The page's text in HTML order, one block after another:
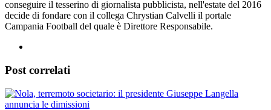
conseguire il tesserino di giornalista pubblicista, nell'estate del 2016
decide di fondare con il collega Chrystian Calvelli il portale
Campania Football del quale è Direttore Responsabile.
Post correlati